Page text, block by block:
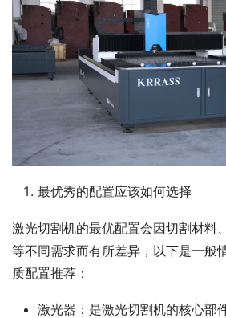
最优秀的配置应该如何选择
激光切割机的最优配置会因切割材料
等不同需求而有所差异，以下是一般
质配置推荐：
激光器：是激光切割机的核心部